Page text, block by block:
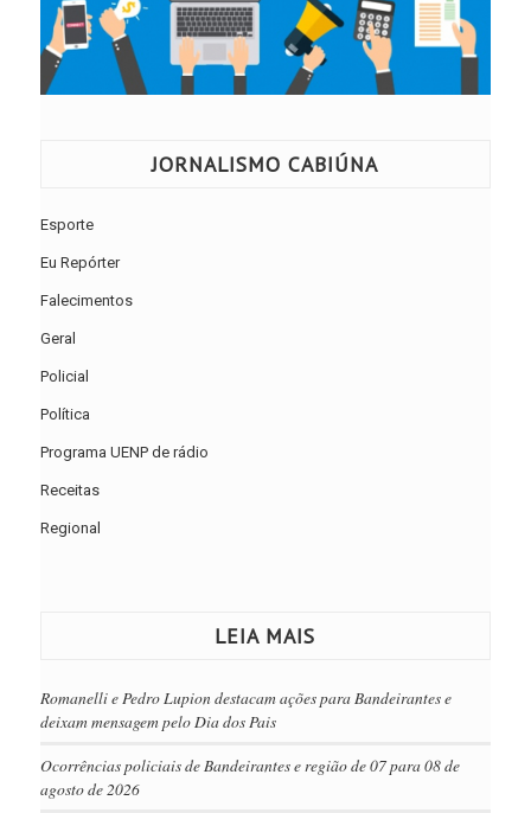
JORNALISMO CABIÚNA
Esporte
Eu Repórter
Falecimentos
Geral
Policial
Política
Programa UENP de rádio
Receitas
Regional
LEIA MAIS
Romanelli e Pedro Lupion destacam ações para Bandeirantes e
deixam mensagem pelo Dia dos Pais
Ocorrências policiais de Bandeirantes e região de 07 para 08 de
agosto de 2026